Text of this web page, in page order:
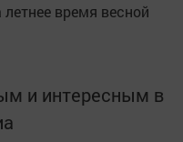
время весной
и интересным в